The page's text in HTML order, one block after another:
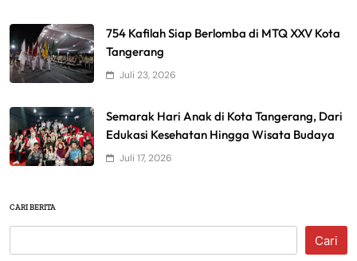
754 Kafilah Siap Berlomba di MTQ XXV Kota
Tangerang
Juli 23, 2026
Semarak Hari Anak di Kota Tangerang, Dari
Edukasi Kesehatan Hingga Wisata Budaya
Juli 17, 2026
CARI BERITA
Cari